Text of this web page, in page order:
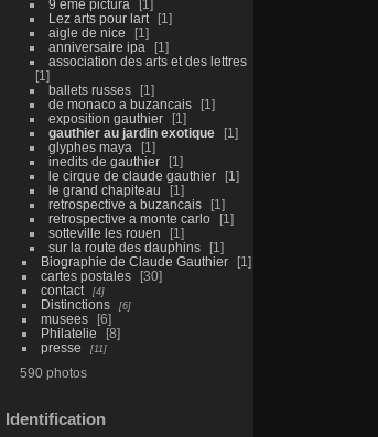
9 eme pictura
1
Lez arts pour lart
1
aigle de nice
1
anniversaire ipa
1
association des arts et des lettres
1
ballets russes
1
de monaco a buzancais
1
exposition gauthier
1
gauthier au jardin exotique
1
glyphes maya
1
inedits de gauthier
1
le cirque de claude gauthier
1
le grand chapiteau
1
retrospective a buzancais
1
retrospective a monte carlo
1
sotteville les rouen
1
sur la route des dauphins
1
Biographie de Claude Gauthier
1
cartes postales
30
contact
4
Distinctions 6
musees
6
Philatelie
8
presse
11
590 photos
Identification